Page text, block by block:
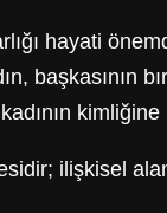
hayati
başkasının
ilişkisel